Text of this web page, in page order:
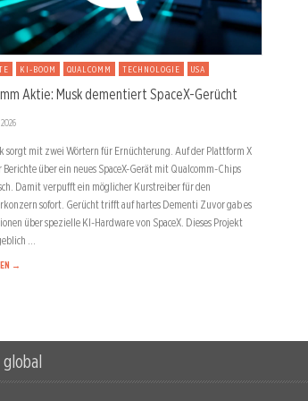
KI-BOOM QUALCOMM TECHNOLOGIE USA
Aktie: Musk dementiert SpaceX-Gerücht
sorgt mit zwei Wörtern für Ernüchterung. Auf der Plattform X
Berichte über ein neues SpaceX-Gerät mit Qualcomm-Chips
Damit verpufft ein möglicher Kurstreiber für den
sofort. Gerücht trifft auf hartes Dementi Zuvor gab es
über spezielle KI-Hardware von SpaceX. Dieses Projekt
…
→